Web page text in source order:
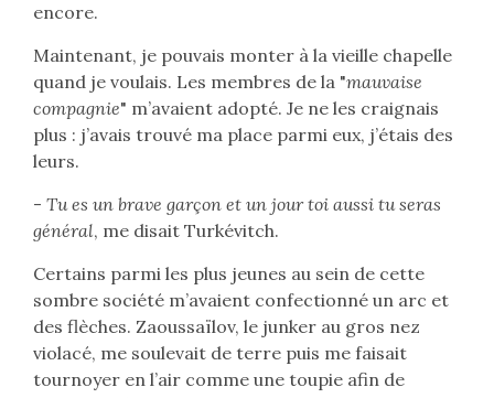
encore.
Maintenant, je pouvais monter à la vieille chapelle
quand je voulais. Les membres de la "mauvaise
compagnie" m’avaient adopté. Je ne les craignais
plus : j’avais trouvé ma place parmi eux, j’étais des
leurs.
- Tu es un brave garçon et un jour toi aussi tu seras
général, me disait Turkévitch.
Certains parmi les plus jeunes au sein de cette
sombre société m’avaient confectionné un arc et
des flèches. Zaoussaïlov, le junker au gros nez
violacé, me soulevait de terre puis me faisait
tournoyer en l’air comme une toupie afin de